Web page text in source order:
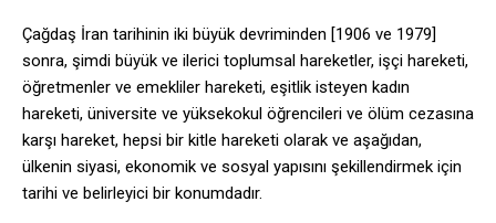
Çağdaş İran tarihinin iki büyük devriminden [1906 ve 1979]
sonra, şimdi büyük ve ilerici toplumsal hareketler, işçi hareketi,
öğretmenler ve emekliler hareketi, eşitlik isteyen kadın
hareketi, üniversite ve yüksekokul öğrencileri ve ölüm cezasına
karşı hareket, hepsi bir kitle hareketi olarak ve aşağıdan,
ülkenin siyasi, ekonomik ve sosyal yapısını şekillendirmek için
tarihi ve belirleyici bir konumdadır.